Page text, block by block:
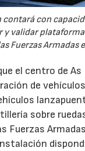
contará con
y validar
Fuerzas Armadas
el centro de As
de
sobre
Fuerzas Armadas